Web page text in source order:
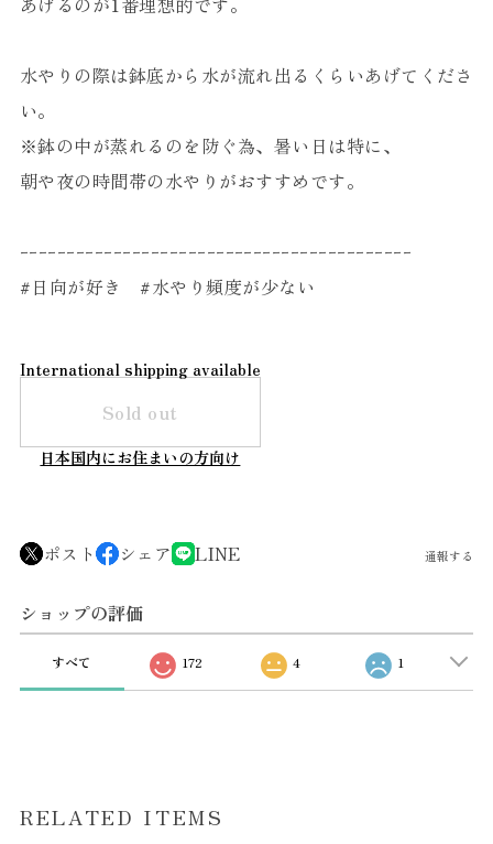
水やりの際は鉢底から水が流れ出るくらいあげてくださ
い。
※鉢の中が蒸れるのを防ぐ為、暑い日は特に、
朝や夜の時間帯の水やりがおすすめです。
ｰｰｰｰｰｰｰｰｰｰｰｰｰｰｰｰｰｰｰｰｰｰｰｰｰｰｰｰｰｰｰｰｰｰｰｰｰｰｰｰｰｰ
#日向が好き #水やり頻度が少ない
International shipping available
Sold out
日本国内にお住まいの方向け
ポスト シェア LINE 通報する
ショップの評価
すべて 172 4 1
RELATED ITEMS